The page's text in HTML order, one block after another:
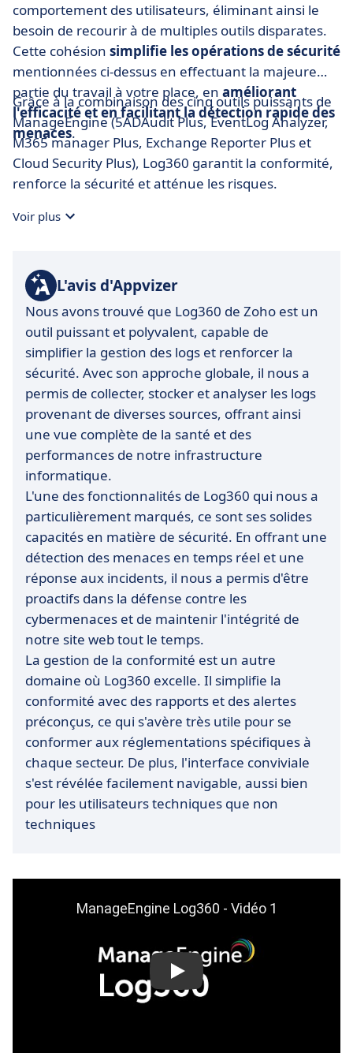
comportement des utilisateurs, éliminant ainsi le
besoin de recourir à de multiples outils disparates.
Cette cohésion simplifie les opérations de sécurité
mentionnées ci-dessus en effectuant la majeure
partie du travail à votre place, en améliorant
l'efficacité et en facilitant la détection rapide des
menaces.
Grâce à la combinaison des cinq outils puissants de
ManageEngine (5ADAudit Plus, EventLog Analyzer,
M365 manager Plus, Exchange Reporter Plus et
Cloud Security Plus), Log360 garantit la conformité,
renforce la sécurité et atténue les risques.
Voir plus
L'avis d'Appvizer
Nous avons trouvé que Log360 de Zoho est un
outil puissant et polyvalent, capable de
simplifier la gestion des logs et renforcer la
sécurité. Avec son approche globale, il nous a
permis de collecter, stocker et analyser les logs
provenant de diverses sources, offrant ainsi
une vue complète de la santé et des
performances de notre infrastructure
informatique.
L'une des fonctionnalités de Log360 qui nous a
particulièrement marqués, ce sont ses solides
capacités en matière de sécurité. En offrant une
détection des menaces en temps réel et une
réponse aux incidents, il nous a permis d'être
proactifs dans la défense contre les
cybermenaces et de maintenir l'intégrité de
notre site web tout le temps.
La gestion de la conformité est un autre
domaine où Log360 excelle. Il simplifie la
conformité avec des rapports et des alertes
préconçus, ce qui s'avère très utile pour se
conformer aux réglementations spécifiques à
chaque secteur. De plus, l'interface conviviale
s'est révélée facilement navigable, aussi bien
pour les utilisateurs techniques que non
techniques